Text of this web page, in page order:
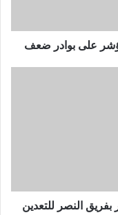
تؤشر على بوادر ضعف
النصر للتعدين